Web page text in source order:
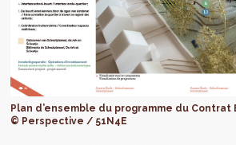
Plan d’ensemble du programme du
© Perspective / 51N4E